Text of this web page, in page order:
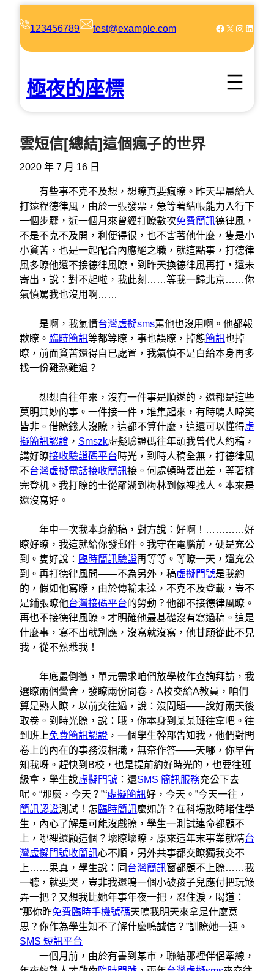
123456789 test@example.com Facebook X Instagram LinkedIn
極夜的座標
雲短信[總結]這個瘋子的世界
2020 年 7 月 16 日
有些事不克不及想，想瞭真要瘋瞭。昨天早晨給人
打遠程德律風，由於一張發票，急等著結帳能力入行下
一個步驟，近一個月來曾經打瞭數次免費簡訊德律風，
不是不克不及開，利便得很，也不害著他什麼，隻是小
小貧苦，也是一起配合內應絕之職，就這點事，打德律
風多瞭他還不接德律風瞭，到昨天換德律風再打，還未
寄出，說：對不起啦，我此刻……等我一歸北京……你
氣憤罵我也沒用啊……
是啊，我氣憤台灣虛擬sms罵他也沒用啊。他都報
歉瞭。 臨時簡訊等都等瞭，事也誤瞭，掉態簡訊也掉
瞭，前面貧苦還得自已處置，我氣憤不是白給本身再多
找一份難熬難過？
想想自往年來，沒有一件事是順遂的，還都是這些
莫明其妙的事。一件接一件，堆集起來，有時鳴人啼笑
皆非。借瞭錢人沒瞭，這都不算什麼，這還可以懂得虛
擬簡訊認證 ， Smszk虛擬驗證碼往年頭我曾代人約稿，
講好瞭接收驗證碼平台時光，到時人稿全無，打德律風
不台灣虛擬電話接收簡訊接。何處頓時要出差，等著排
完登机。我打瞭的士從羅湖到梅林到傢裡找人。本來是
還沒寫好。
年中一次我本身約稿，對方說：好啊！…………好
瞭好瞭，我這就給你發郵件。我守在電腦前，硬是充公
到。隻好說： 臨時簡訊驗證再等等。等瞭一天，還充公
到。再打德律風問——不為另外，稿虛擬門號是我約
的，假如他寫瞭，由於傳輸未達，不克不及登載，豈不
是鋪張瞭他台灣接碼平台的勞動？他卻不接德律風瞭。
再也不接德律風瞭。才明確他最基礎沒有寫過稿。這是
什麼事，寫不出就別應，沒寫就沒寫，他甘願從此不見
我，從不熟悉我！
年底最倒黴，單元需求咱們放學校作查詢拜訪，我
選瞭兩個黌舍，發瞭兩份問卷，A校交給A教員，咱們
算是熟人瞭，以前交往過，說：沒問題——說好兩天後
取卷。到時光瞭，說：哦，你本身到某某班往拿吧。往
到班上免費簡訊認證 ，一個學生幹部告知我，他們對問
卷上的內在的事務沒相識，無奈作答——天哪，你早告
知我呀。趕快到B校，也是提前約好時光的，也要往班
級拿，學生說虛擬門號 ：還SMS 簡訊服務充公下去
呢。“那麼，今天？”“虛擬簡訊好，今天。”今天一往，
簡訊認證測試！怎臨時簡訊麼如許？在科場散時堵住學
生，內心了解是可能沒戲瞭，學生一測試連命都顧不
上，哪裡還顧這個？壞瞭壞瞭，原來這年末事業就精台
灣虛擬門號收簡訊心不順，另外共事都交瞭獨我交不
上……果真，學生說：同 台灣簡訊窗都顧不上瞭……我
一聽，就要哭，豈非我還鳴一個小破孩子兒應付把玩簸
弄一把？又想我比她年事年夜一把，忍住淚，喝道：
“那你昨免費臨時手機號碼天鳴我明天來拿是什麼意
思？你作為學生知不了解什麼鳴誠信？”訓瞭她一通。
SMS 短訊平台
一個月前，由於有書到某市，聯結那裡伴侶牽線，